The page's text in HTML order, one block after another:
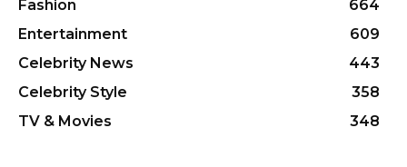
Fashion
664
Entertainment
609
Celebrity News
443
Celebrity Style
358
TV & Movies
348